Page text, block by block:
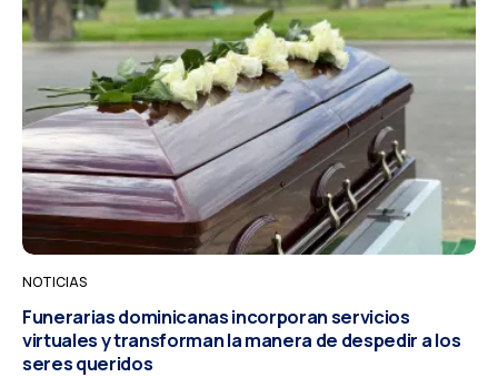
NOTICIAS
Funerarias dominicanas incorporan servicios
virtuales y transforman la manera de despedir a los
seres queridos